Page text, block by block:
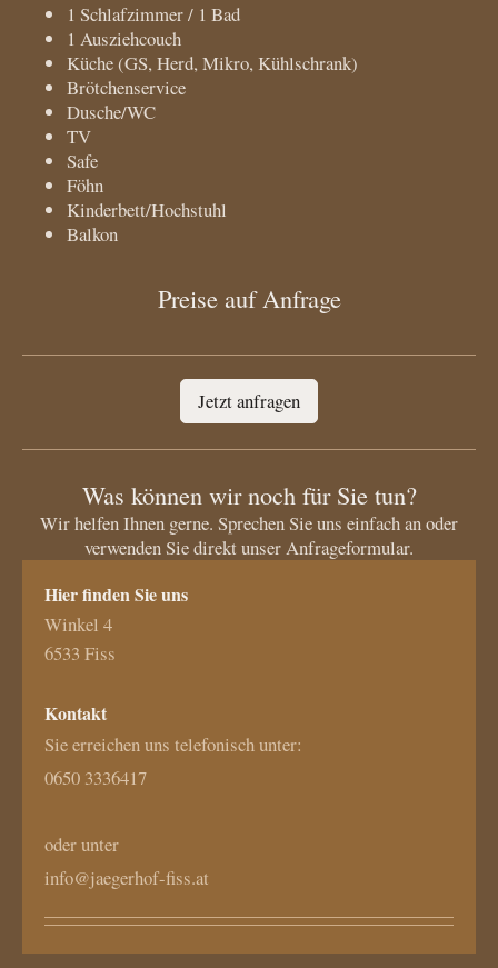
1 Schlafzimmer / 1 Bad
1 Ausziehcouch
Küche (GS, Herd, Mikro, Kühlschrank)
Brötchenservice
Dusche/WC
TV
Safe
Föhn
Kinderbett/Hochstuhl
Balkon
Preise auf Anfrage
Jetzt anfragen
Was können wir noch für Sie tun?
Wir helfen Ihnen gerne. Sprechen Sie uns einfach an oder
verwenden Sie direkt unser Anfrageformular.
Hier finden Sie uns
Winkel 4
6533 Fiss
Kontakt
Sie erreichen uns telefonisch unter:
0650 3336417
oder unter
info@jaegerhof-fiss.at